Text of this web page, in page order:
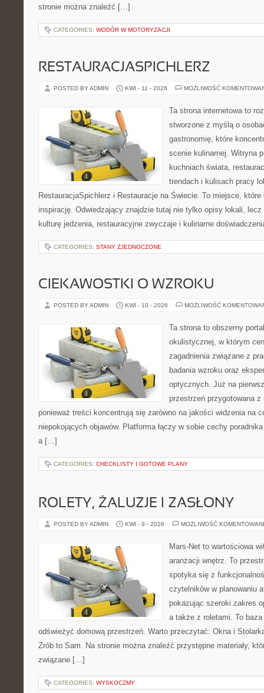
stronie można znaleźć […]
CATEGORIES: WODÓR W MOTORYZACJI
RESTAURACJASPICHLERZ
POSTED BY ADMIN KWI - 11 - 2026 MOŻLIWOŚĆ
Ta strona internetowa to
stworzone z myślą o
gastronomię, które
scenie kulinarnej. Witryna
kuchniach świata,
trendach i kulisach pracy
RestauracjaSpichlerz i Restauracje na Świecie. To miejsce, które
inspirację. Odwiedzający znajdzie tutaj nie tylko opisy lokali,
kulturę jedzenia, restauracyjne zwyczaje i kulinarne
CATEGORIES: STANY ZJEDNOCZONE
CIEKAWOSTKI O WZROKU
POSTED BY ADMIN KWI - 10 - 2026 MOŻLIWOŚĆ
Ta strona to obszerny
okulistycznej, w którym
zagadnienia związane z
badania wzroku oraz
optycznych. Już na
przestrzeń przygotowana
ponieważ treści koncentrują się zarówno na jakości widzenia na
niepokojących objawów. Platforma łączy w sobie cechy
a […]
CATEGORIES: CHECKLISTY I GOTOWE PLANY
ROLETY, ŻALUZJE I ZASŁONY
POSTED BY ADMIN KWI - 9 - 2026 MOŻLIWOŚĆ
Mars-Net to wartościowa
aranżacji wnętrz. To
spotyka się z
czytelników w planowaniu
pokazując szeroki zakres
a także z roletami. To
odświeżyć domową przestrzeń. Warto przeczytać: Okna i
Zrób to Sam. Na stronie można znaleźć przystępne materiały,
związane […]
CATEGORIES: WYSKOCZMY